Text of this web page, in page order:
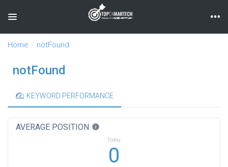
Toggle navigation
Home notFound
notFound
KEYWORD PERFORMANCE
AVERAGE POSITION info
Today
0